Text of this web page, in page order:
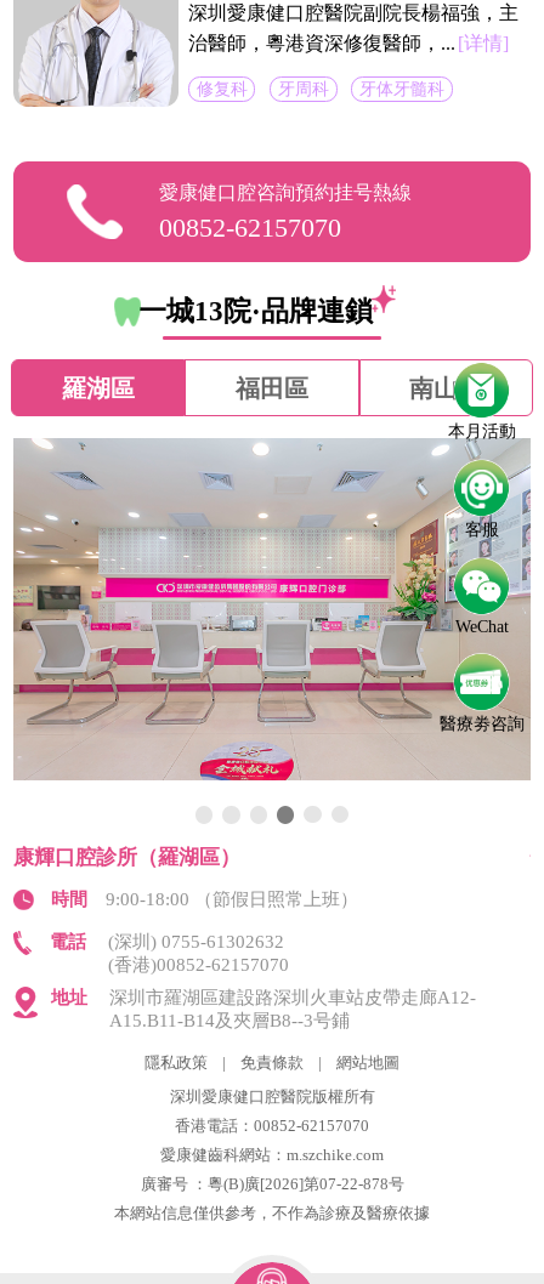
本月活動
客服
WeChat
醫療劵咨詢
深圳愛康健口腔醫院副院長楊福強，主
治醫師，粵港資深修復醫師，... [详情]
修复科 牙周科 牙体牙髓科
愛康健口腔咨詢預約挂号熱線
00852-62157070
一城13院·品牌連鎖
羅湖區 福田區 南山區
康輝口腔診所（羅湖區）
時間 9:00-18:00 （節假日照常上班）
電話
(深圳) 0755-61302632
(香港)00852-62157070
地址
深圳市羅湖區建設路深圳火車站皮帶走廊A12-
A15.B11-B14及夾層B8--3号鋪
隱私政策 | 免責條款 | 網站地圖
深圳愛康健口腔醫院版權所有
香港電話：00852-62157070
愛康健齒科網站：m.szchike.com
廣審号 ：粵(B)廣[2026]第07-22-878号
本網站信息僅供參考，不作為診療及醫療依據